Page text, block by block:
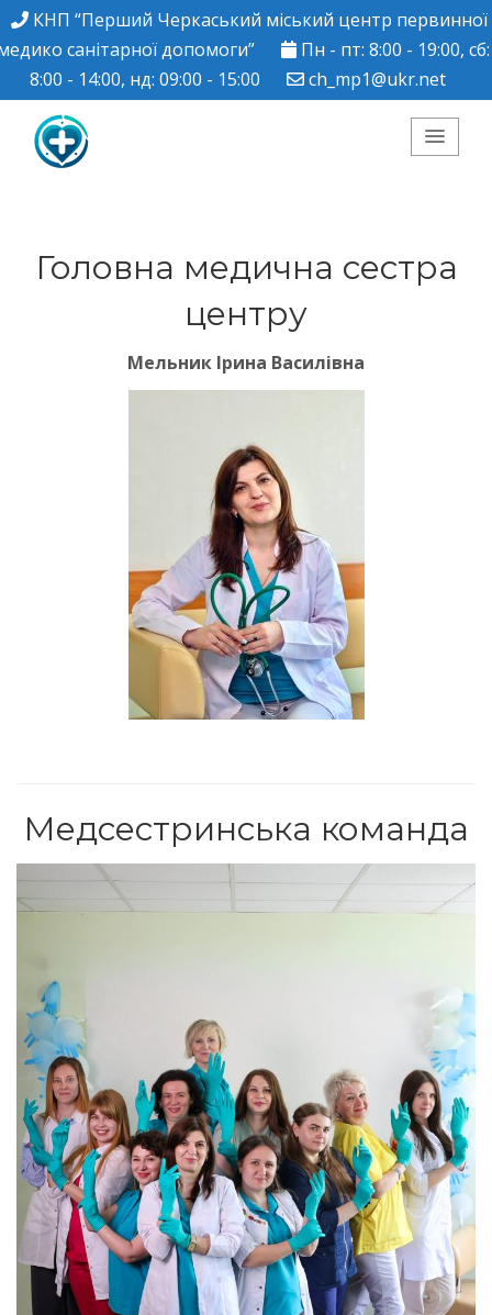
КНП “Перший Черкаський міський центр первинної
санітарної допомоги”
Пн - пт: 8:00 - 19:00, сб:
8:00 - 14:00, нд: 09:00 - 15:00
ch_mp1@ukr.net
Черкаський міський
центр ПМСД"
Головна медична сестра
центру
Мельник Ірина Василівна
Медсестринська команда